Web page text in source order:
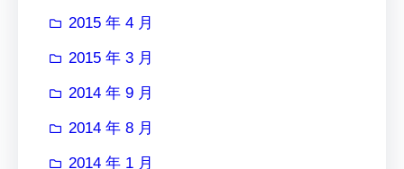
2015 年 4 月
2015 年 3 月
2014 年 9 月
2014 年 8 月
2014 年 1 月